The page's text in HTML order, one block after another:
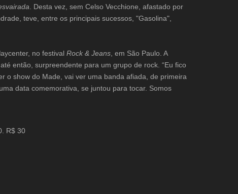
. Desta vez, sem Celso Vecchione, afastado por
teve, entre os principais sucessos, "Gasolina",
no festival Rock & Jeans , em São Paulo. A
então, surpreendente para um grupo de rock. “Eu fico
o show do Made, vai ver uma banda afiada, de primeira
data comemorativa, se juntou para tocar. Somos
R$ 30